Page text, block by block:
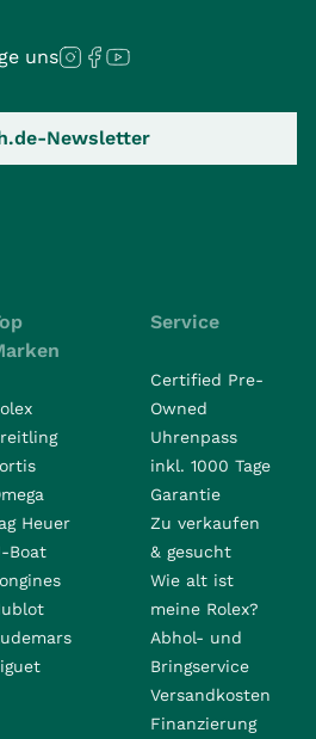
uns
Newsletter
Heuer
Boat
Service
Certified Pre-
Owned
Uhrenpass
inkl. 1000 Tage
Garantie
Zu verkaufen
& gesucht
Wie alt ist
meine Rolex?
Abhol- und
Bringservice
Versandkosten
Finanzierung